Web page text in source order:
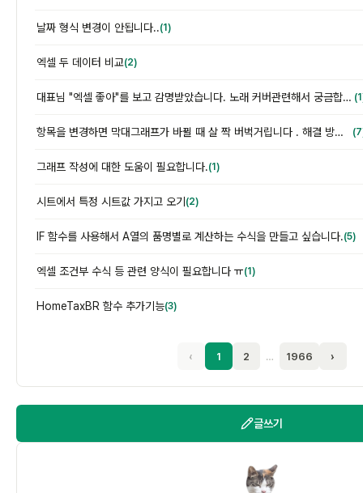
날짜 형식 변경이 안됩니다..(1)
엑셀 두 데이터 비교(2)
대표님 "엑셀 좋아"를 보고 감명받았습니다. 노래 커버관련해서 궁금합니다.
항목을 변경하면 막대그래프가 바뀔 때 살 짝 버벅거립니다 . 해결 방법이 궁금합니다.
그래프 작성에 대한 도움이 필요합니다.(1)
시트에서 특정 시트값 가지고 오기 (2)
IF 함수를 사용해서 A열의 품명별로 계산하는 수식을 만들고 싶습니다.(5)
엑셀 조건부 수식 등 관련 양식이 필요합니다 ㅠ(1)
HomeTaxBR 함수 추가기능(3)
‹ 1 2 … 1966 ›
글쓰기
냠